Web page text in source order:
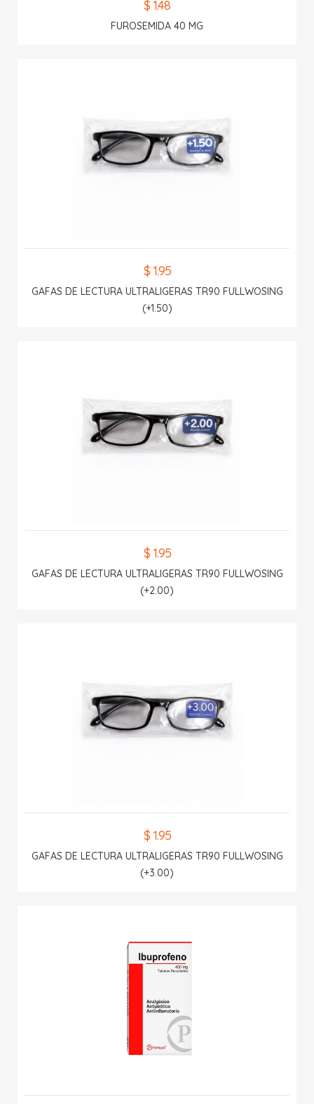
$ 1.48
FUROSEMIDA 40 MG
$ 1.95
GAFAS DE LECTURA ULTRALIGERAS TR90 FULLWOSING
(+1.50)
$ 1.95
GAFAS DE LECTURA ULTRALIGERAS TR90 FULLWOSING
(+2.00)
$ 1.95
GAFAS DE LECTURA ULTRALIGERAS TR90 FULLWOSING
(+3.00)